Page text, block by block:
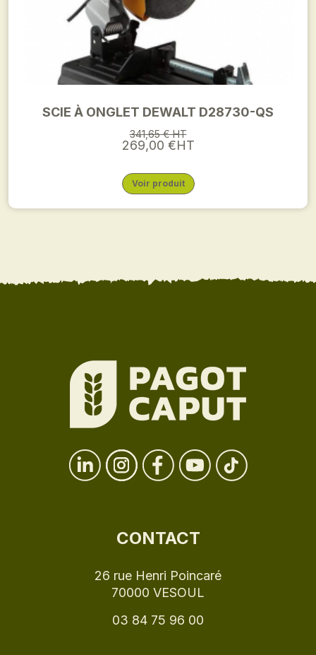
SCIE À ONGLET DEWALT D28730-QS
341,65 € HT
269,00 €HT
Voir produit
CONTACT
26 rue Henri Poincaré
70000 VESOUL
03 84 75 96 00